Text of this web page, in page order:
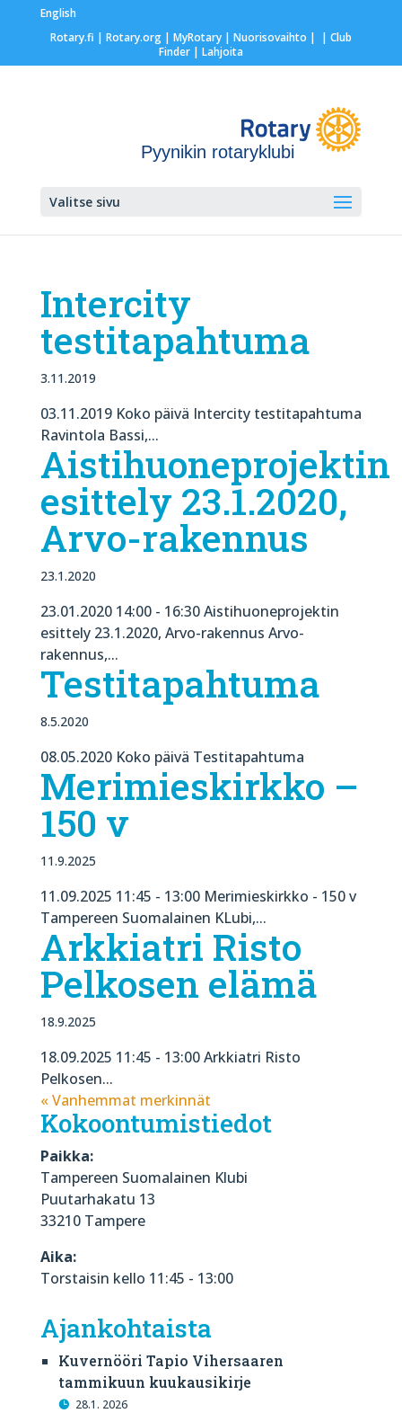
English
Rotary.fi | Rotary.org| MyRotary | Nuorisovaihto | | Club
Finder| Lahjoita
Pyynikin rotaryklubi
Valitse sivu
Intercity
testitapahtuma
3.11.2019
03.11.2019 Koko päivä Intercity testitapahtuma
Ravintola Bassi,...
Aistihuoneprojektin
esittely 23.1.2020,
Arvo-rakennus
23.1.2020
23.01.2020 14:00 - 16:30 Aistihuoneprojektin
esittely 23.1.2020, Arvo-rakennus Arvo-
rakennus,...
Testitapahtuma
8.5.2020
08.05.2020 Koko päivä Testitapahtuma
Merimieskirkko –
150 v
11.9.2025
11.09.2025 11:45 - 13:00 Merimieskirkko - 150 v
Tampereen Suomalainen KLubi,...
Arkkiatri Risto
Pelkosen elämä
18.9.2025
18.09.2025 11:45 - 13:00 Arkkiatri Risto
Pelkosen...
« Vanhemmat merkinnät
Kokoontumistiedot
Paikka:
Tampereen Suomalainen Klubi
Puutarhakatu 13
33210 Tampere
Aika:
Torstaisin kello 11:45 - 13:00
Ajankohtaista
Kuvernööri Tapio Vihersaaren
tammikuun kuukausikirje
28.1. 2026